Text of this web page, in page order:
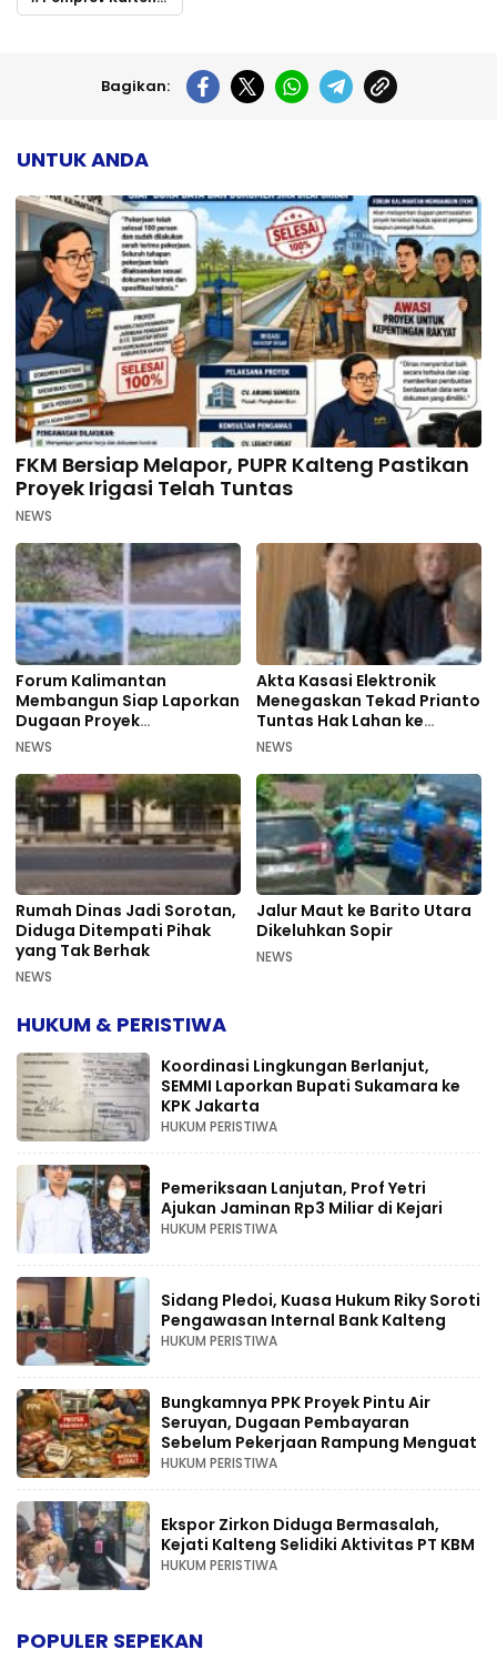
Bagikan:
UNTUK ANDA
FKM Bersiap Melapor, PUPR Kalteng Pastikan
Proyek Irigasi Telah Tuntas
NEWS
Forum Kalimantan
Membangun Siap Laporkan
Dugaan Proyek
Bermasalah PUPR Kalteng
NEWS
Akta Kasasi Elektronik
Menegaskan Tekad Prianto
Tuntas Hak Lahan ke
Mahkamah Agung
NEWS
Rumah Dinas Jadi Sorotan,
Diduga Ditempati Pihak
yang Tak Berhak
NEWS
Jalur Maut ke Barito Utara
Dikeluhkan Sopir
NEWS
HUKUM & PERISTIWA
Koordinasi Lingkungan Berlanjut,
SEMMI Laporkan Bupati Sukamara ke
KPK Jakarta
HUKUM PERISTIWA
Pemeriksaan Lanjutan, Prof Yetri
Ajukan Jaminan Rp3 Miliar di Kejari
HUKUM PERISTIWA
Sidang Pledoi, Kuasa Hukum Riky Soroti
Pengawasan Internal Bank Kalteng
HUKUM PERISTIWA
Bungkamnya PPK Proyek Pintu Air
Seruyan, Dugaan Pembayaran
Sebelum Pekerjaan Rampung Menguat
HUKUM PERISTIWA
Ekspor Zirkon Diduga Bermasalah,
Kejati Kalteng Selidiki Aktivitas PT KBM
HUKUM PERISTIWA
POPULER SEPEKAN